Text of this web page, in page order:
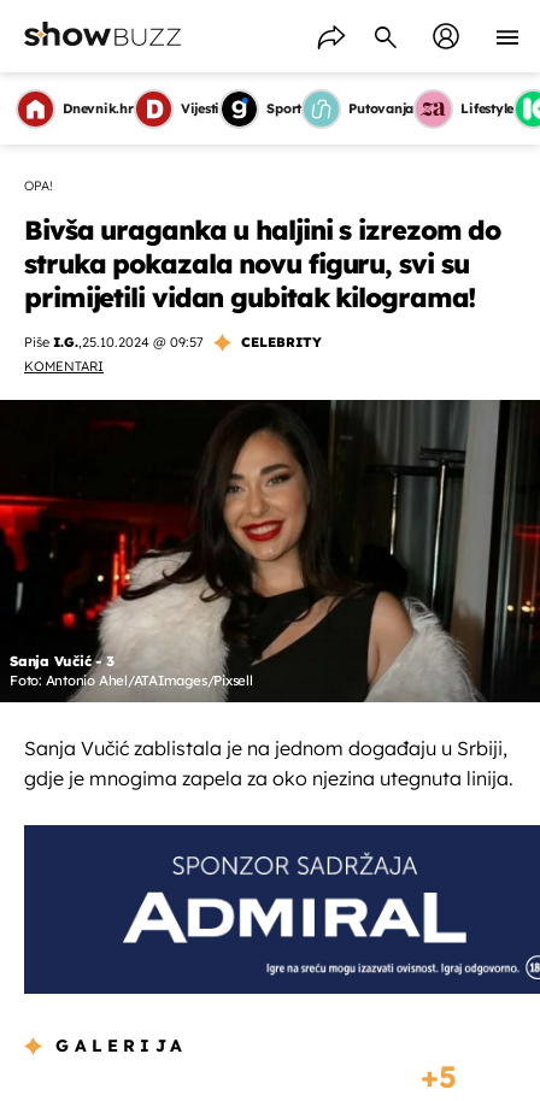
Dnevnik.hr Vijesti Sport Putovanja Lifestyle
OPA!
Bivša uraganka u haljini s izrezom do
struka pokazala novu figuru, svi su
primijetili vidan gubitak kilograma!
Piše I.G.,25.10.2024 @ 09:57
CELEBRITY
KOMENTARI
Sanja Vučić - 3
Foto: Antonio Ahel/ATAImages/Pixsell
Sanja Vučić zablistala je na jednom događaju u Srbiji,
gdje je mnogima zapela za oko njezina utegnuta linija.
GALERIJA
5
OMOGUĆI OBAVIJESTI